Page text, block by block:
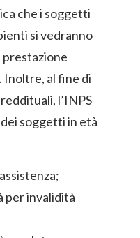
che i soggetti
si vedranno
prestazione
Inoltre, al fine di
l’INPS
soggetti in età
per invalidità